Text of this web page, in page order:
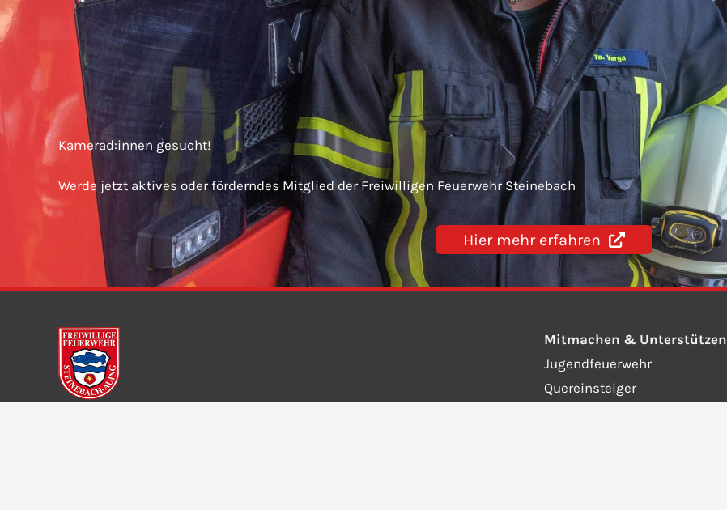
Kamerad:innen gesucht!
Werde jetzt aktives oder förderndes Mitglied der Freiwilligen Feuerwehr Steinebach
Hier mehr erfahren
Mitmachen & Unterstützen
Jugendfeuerwehr
Quereinsteiger